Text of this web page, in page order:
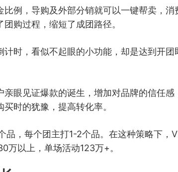
例，导购及外部分销就可以一键帮卖，消
购过程，缩短了成团路径。
时，看似不起眼的小功能，却是达到开团
眼见证爆款的诞生，增加对品牌的信任感
时的犹豫，提高转化率。
，每个团主打1-2个品。在这种策略下，
万以上，单场活动123万+。